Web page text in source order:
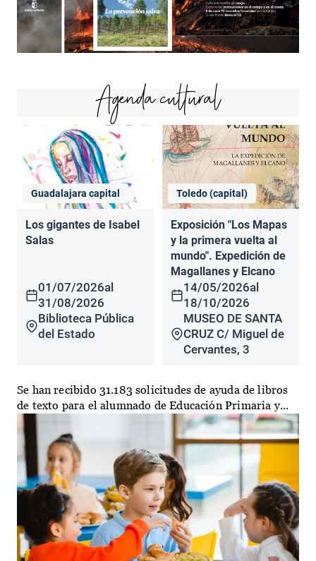
Agenda cultural
Guadalajara capital
Los gigantes de Isabel
Salas
01/07/2026al
31/08/2026
Biblioteca Pública
del Estado
Toledo (capital)
Exposición "Los Mapas
y la primera vuelta al
mundo". Expedición de
Magallanes y Elcano
14/05/2026al
18/10/2026
MUSEO DE SANTA
CRUZ C/ Miguel de
Cervantes, 3
Se han recibido 31.183 solicitudes de ayuda de libros
de texto para el alumnado de Educación Primaria y...